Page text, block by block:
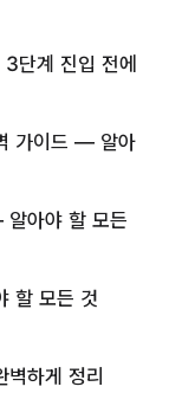
단계 진입 전에
가이드 — 알아
아야 할 모든
할 모든 것
하게 정리